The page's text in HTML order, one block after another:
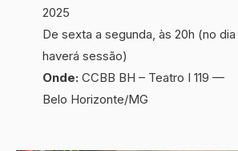
2025
De sexta a segunda, às 20h (no dia
haverá sessão)
Onde: CCBB BH – Teatro I 119 —
Belo Horizonte/MG